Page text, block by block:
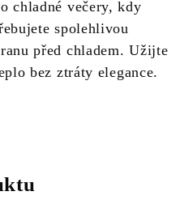
chladné večery, kdy
spolehlivou
před chladem. Užijte
bez ztráty elegance.